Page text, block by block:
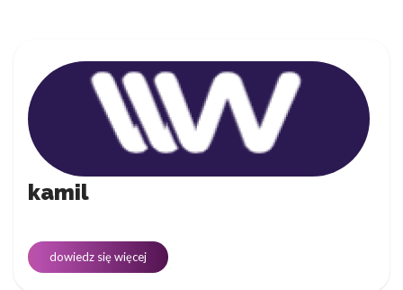
kamil
dowiedz się więcej